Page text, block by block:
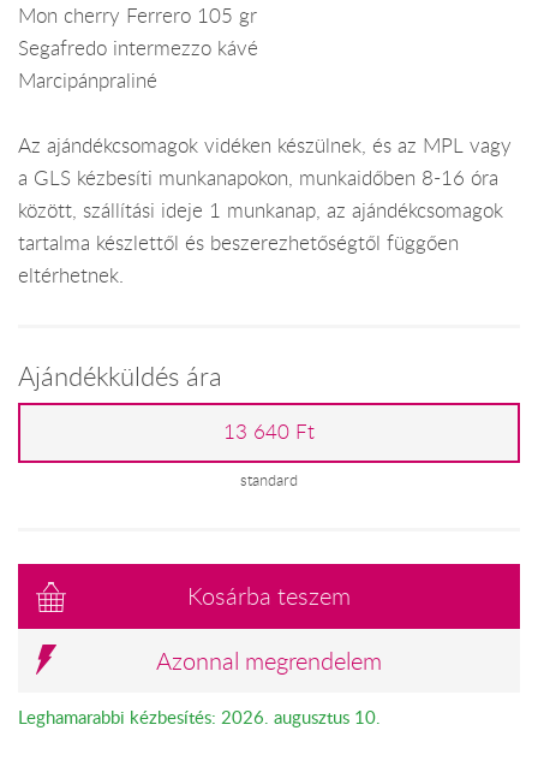
Mon cherry Ferrero 105 gr
Segafredo intermezzo kávé
Marcipánpraliné
Az ajándékcsomagok vidéken készülnek, és az MPL vagy
a GLS kézbesíti munkanapokon, munkaidőben 8-16 óra
között, szállítási ideje 1 munkanap, az ajándékcsomagok
tartalma készlettől és beszerezhetőségtől függően
eltérhetnek.
Ajándékküldés ára
13 640 Ft
standard
Kosárba teszem
Azonnal megrendelem
Leghamarabbi kézbesítés: 2026. augusztus 10.